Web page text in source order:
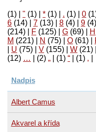
(1) " (1) * (1) . (1) 0
6 (14) 7 (13) 8 (4) 9 (4)
(214)
F (125) G (69) H
M (221) N (75) O (61)
U (75) V (155) W (21)
‚
(1)
“
(1)
„
(2)
…
(12)
Nadpis
Albert Camus
Akvarel a křída